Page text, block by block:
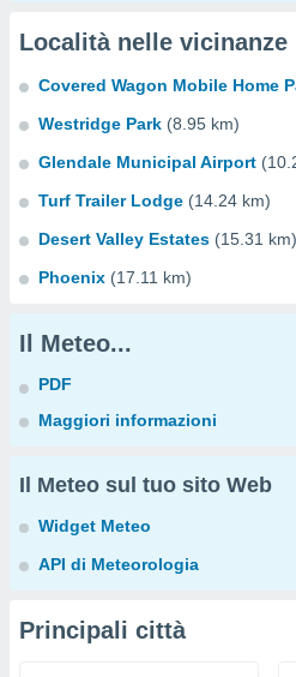
Località nelle vicinanze
Covered Wagon Mobile Home
Westridge Park (8.95 km)
Glendale Municipal Airport
Turf Trailer Lodge (14.24 km)
Desert Valley Estates (15.31 km)
Phoenix (17.11 km)
Il Meteo...
PDF
Maggiori informazioni
Il Meteo sul tuo sito Web
Widget Meteo
API di Meteorologia
Principali città